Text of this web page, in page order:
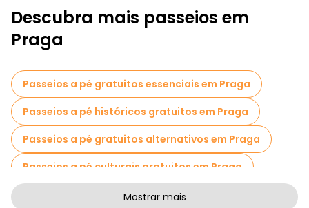
Descubra mais passeios em
Praga
Passeios a pé gratuitos essenciais em Praga
Passeios a pé históricos gratuitos em Praga
Passeios a pé gratuitos alternativos em Praga
Passeios a pé culturais gratuitos em Praga
Passeios a pé gratuitos de arte em Praga
Mostrar mais